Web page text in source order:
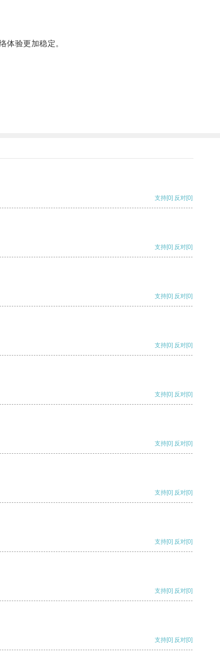
验更加稳定。
支持[0] 反对[0]
支持[0] 反对[0]
支持[0] 反对[0]
支持[0] 反对[0]
支持[0] 反对[0]
支持[0] 反对[0]
支持[0] 反对[0]
支持[0] 反对[0]
支持[0] 反对[0]
支持[0] 反对[0]